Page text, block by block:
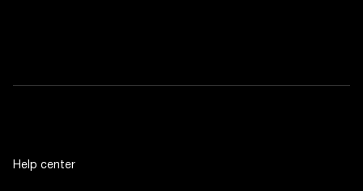
Help center